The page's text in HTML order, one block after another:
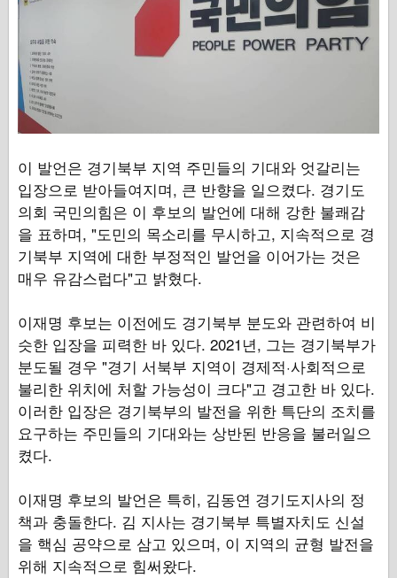
이 발언은 경기북부 지역 주민들의 기대와 엇갈리는
입장으로 받아들여지며, 큰 반향을 일으켰다. 경기도
의회 국민의힘은 이 후보의 발언에 대해 강한 불쾌감
을 표하며, "도민의 목소리를 무시하고, 지속적으로 경
기북부 지역에 대한 부정적인 발언을 이어가는 것은
매우 유감스럽다"고 밝혔다.
이재명 후보는 이전에도 경기북부 분도와 관련하여 비
슷한 입장을 피력한 바 있다. 2021년, 그는 경기북부가
분도될 경우 "경기 서북부 지역이 경제적·사회적으로
불리한 위치에 처할 가능성이 크다"고 경고한 바 있다.
이러한 입장은 경기북부의 발전을 위한 특단의 조치를
요구하는 주민들의 기대와는 상반된 반응을 불러일으
켰다.
이재명 후보의 발언은 특히, 김동연 경기도지사의 정
책과 충돌한다. 김 지사는 경기북부 특별자치도 신설
을 핵심 공약으로 삼고 있으며, 이 지역의 균형 발전을
위해 지속적으로 힘써왔다.